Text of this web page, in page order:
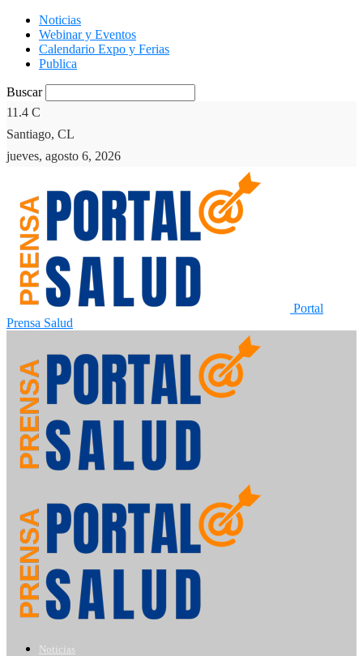
Noticias
Webinar y Eventos
Calendario Expo y Ferias
Publica
Buscar
11.4 C
Santiago, CL
jueves, agosto 6, 2026
Portal
Prensa Salud
Noticias